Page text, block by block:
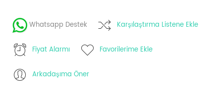
Whatsapp Destek Karşılaştırma Listene Ekle
Fiyat Alarmı Favorilerime Ekle
Arkadaşıma Öner